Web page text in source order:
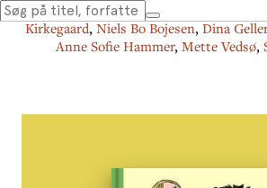
Bak,Charlotte Pardi,
Kirkegaard, Niels Bo Bojesen, Dina
Anne Sofie Hammer, Mette Vedsø,